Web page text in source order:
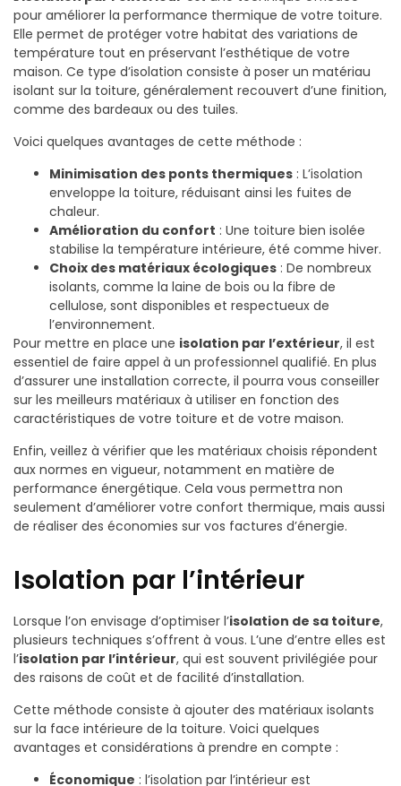
pour améliorer la performance thermique de votre toiture.
Elle permet de protéger votre habitat des variations de
température tout en préservant l’esthétique de votre
maison. Ce type d’isolation consiste à poser un matériau
isolant sur la toiture, généralement recouvert d’une finition,
comme des bardeaux ou des tuiles.
Voici quelques avantages de cette méthode :
Minimisation des ponts thermiques : L’isolation
enveloppe la toiture, réduisant ainsi les fuites de
chaleur.
Amélioration du confort : Une toiture bien isolée
stabilise la température intérieure, été comme hiver.
Choix des matériaux écologiques : De nombreux
isolants, comme la laine de bois ou la fibre de
cellulose, sont disponibles et respectueux de
l’environnement.
Pour mettre en place une isolation par l’extérieur, il est
essentiel de faire appel à un professionnel qualifié. En plus
d’assurer une installation correcte, il pourra vous conseiller
sur les meilleurs matériaux à utiliser en fonction des
caractéristiques de votre toiture et de votre maison.
Enfin, veillez à vérifier que les matériaux choisis répondent
aux normes en vigueur, notamment en matière de
performance énergétique. Cela vous permettra non
seulement d’améliorer votre confort thermique, mais aussi
de réaliser des économies sur vos factures d’énergie.
Isolation par l’intérieur
Lorsque l’on envisage d’optimiser l’isolation de sa toiture,
plusieurs techniques s’offrent à vous. L’une d’entre elles est
l’isolation par l’intérieur, qui est souvent privilégiée pour
des raisons de coût et de facilité d’installation.
Cette méthode consiste à ajouter des matériaux isolants
sur la face intérieure de la toiture. Voici quelques
avantages et considérations à prendre en compte :
Économique : l’isolation par l’intérieur est